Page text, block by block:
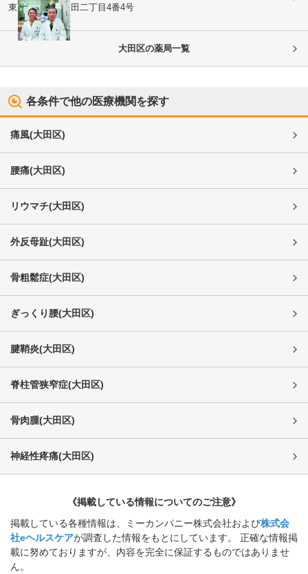
東京都大田区蒲田二丁目4番4号
大田区の薬局一覧
各条件で他の医療機関を探す
痛風(大田区)
腰痛(大田区)
リウマチ(大田区)
外反母趾(大田区)
骨粗鬆症(大田区)
ぎっくり腰(大田区)
腱鞘炎(大田区)
脊柱管狭窄症(大田区)
骨肉腫(大田区)
神経性疼痛(大田区)
《掲載している情報についてのご注意》
掲載している各種情報は、ミーカンパニー株式会社および株式会
社eヘルスケアが調査した情報をもとにしています。 正確な情報掲
載に努めておりますが、内容を完全に保証するものではありませ
ん。